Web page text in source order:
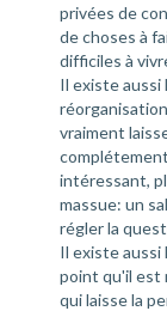
privées de
de choses à
difficiles à
Il existe aussi
vraiment
intéressant,
massue: un
régler la
Il existe aussi
point qu'il est
qui laisse la